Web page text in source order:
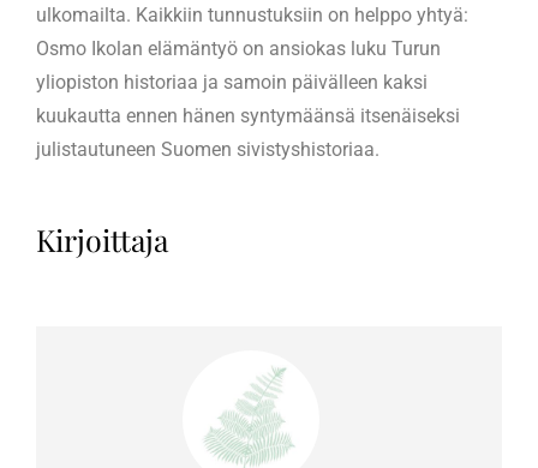
ulkomailta. Kaikkiin tunnustuksiin on helppo yhtyä:
Osmo Ikolan elämäntyö on ansiokas luku Turun
yliopiston historiaa ja samoin päivälleen kaksi
kuukautta ennen hänen syntymäänsä itsenäiseksi
julistautuneen Suomen sivistyshistoriaa.
Kirjoittaja